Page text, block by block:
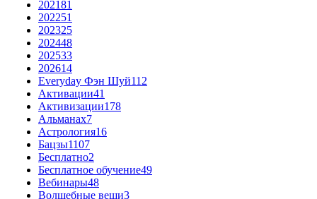
202181
202251
202325
202448
202533
202614
Everyday Фэн Шуй112
Активации41
Активизации178
Альманах7
Астрология16
Бацзы1107
Бесплатно2
Бесплатное обучение49
Вебинары48
Волшебные вещи3